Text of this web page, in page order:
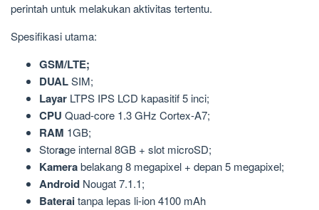
perintah untuk melakukan aktivitas tertentu.
Spesifikasi utama:
GSM/LTE;
DUALSIM;
Layar LTPS IPS LCD kapasitif 5 inci;
CPU Quad-core 1.3 GHz Cortex-A7;
RAM 1GB;
Storage internal 8GB + slot microSD;
Kamerabelakang 8 megapixel + depan 5 megapixel;
Android Nougat 7.1.1;
Bateraitanpa lepas li-ion 4100 mAh